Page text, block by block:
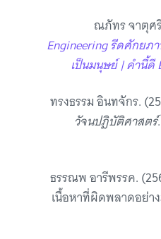
ณภัทร จาตุศ
Engineering รีดศักยภ
เป็นมนุษย์ | คำนี้ดี
ทรงธรรม อินทจักร.
วัจนปฏิบัติศาสตร์
ธรรณพ อารีพรรค.
เนื้อหาที่ผิดพลาดอย่า